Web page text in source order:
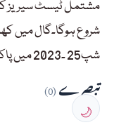
شروع ہوگا۔گال میں
شپ25 ۔2023 میں پاکستانی ٹیم کا پہلا ٹیسٹ ہے۔
تبصرے(0)
🌙